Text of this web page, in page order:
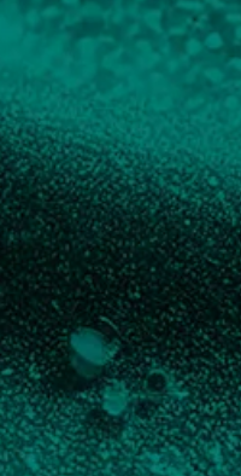
Leer más